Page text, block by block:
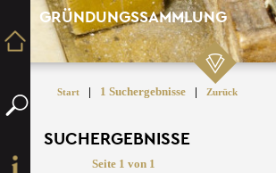
GRÜNDUNGSSAMMLUNG
Start | 1 Suchergebnisse | Zurück
SUCHERGEBNISSE
Seite 1 von 1